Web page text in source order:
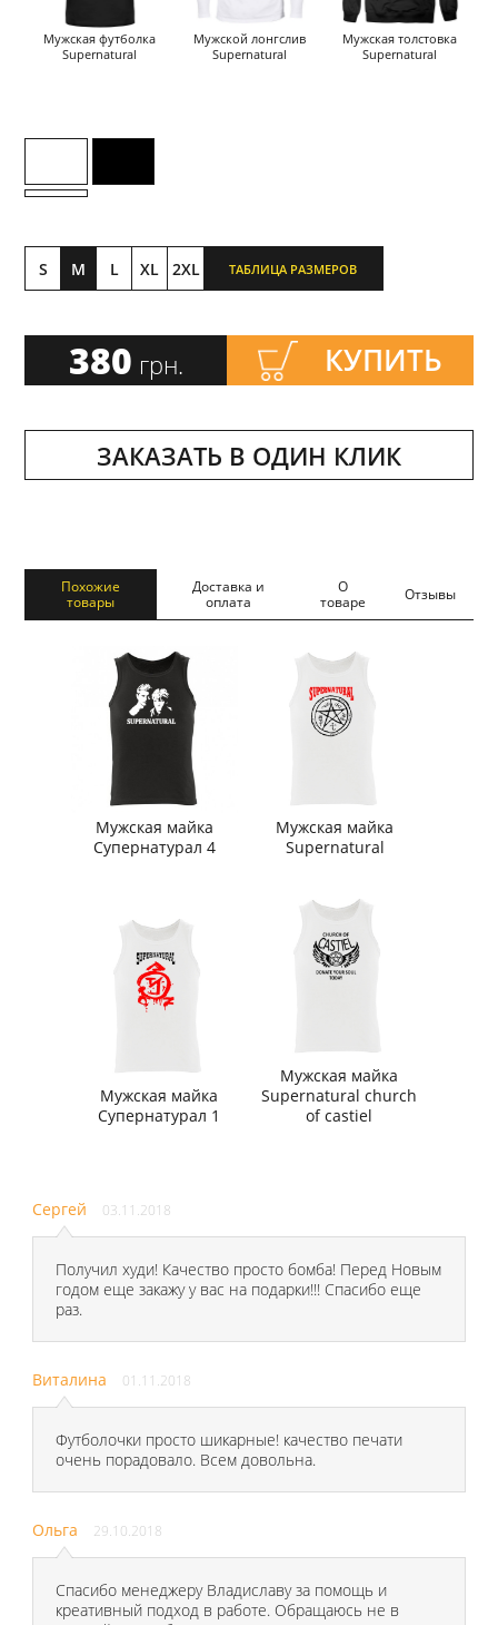
Мужская футболка
Supernatural
Мужской лонгслив
Supernatural
Мужская толстовка
Supernatural
S M L XL 2XL ТАБЛИЦА РАЗМЕРОВ
380 грн. КУПИТЬ
ЗАКАЗАТЬ В ОДИН КЛИК
Похожие
товары
Доставка и
оплата
О
товаре
Отзывы
Мужская майка
Супернатурал 4
Мужская майка
Supernatural
Мужская майка
Супернатурал 1
Мужская майка
Supernatural church
of castiel
Сергей 03.11.2018
Получил худи! Качество просто бомба! Перед Новым
годом еще закажу у вас на подарки!!! Спасибо еще
раз.
Виталина 01.11.2018
Футболочки просто шикарные! качество печати
очень порадовало. Всем довольна.
Ольга 29.10.2018
Спасибо менеджеру Владиславу за помощь и
креативный подход в работе. Обращаюсь не в